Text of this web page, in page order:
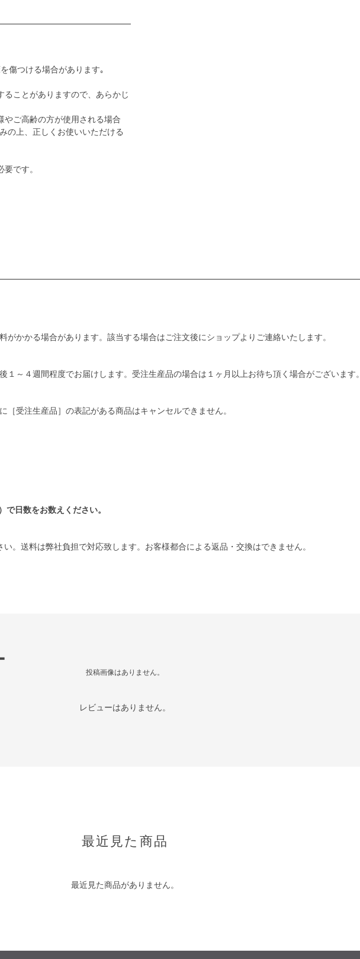
傷つける場合があります｡
ことがありますので、あらかじ
ご高齢の方が使用される場合
の上、正しくお使いいただける
です。
かかる場合があります。該当する場合はご注文後にショップよりご連絡いたします。
～４週間程度でお届けします。受注生産品の場合は１ヶ月以上お待ち頂く場合がございます。
受注生産品］の表記がある商品はキャンセルできません。
日数をお数えください。
。送料は弊社負担で対応致します。お客様都合による返品・交換はできません。
投稿画像はありません。
レビューはありません。
最近見た商品
最近見た商品がありません。